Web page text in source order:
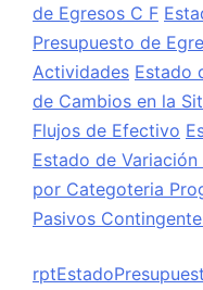
de Egresos C F
Presupuesto de
Actividades Estado
de Cambios en la
Flujos de Efectivo
Estado de
por Categoteria
Pasivos